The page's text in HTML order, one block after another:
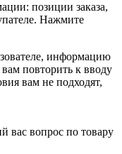
позиции заказа,
Нажмите
информацию
повторить к вводу
вам не подходят,
вас вопрос по товару